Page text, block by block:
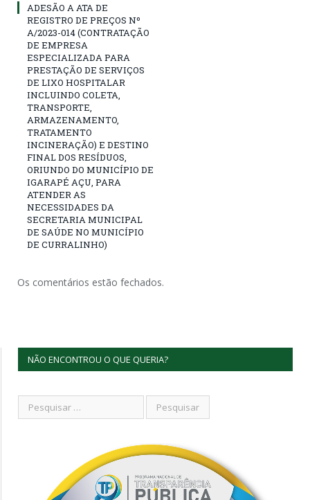
ADESÃO A ATA DE
REGISTRO DE PREÇOS Nº
A/2023-014 (CONTRATAÇÃO
DE EMPRESA
ESPECIALIZADA PARA
PRESTAÇÃO DE SERVIÇOS
DE LIXO HOSPITALAR
INCLUINDO COLETA,
TRANSPORTE,
ARMAZENAMENTO,
TRATAMENTO
INCINERAÇÃO) E DESTINO
FINAL DOS RESÍDUOS,
ORIUNDO DO MUNICÍPIO DE
IGARAPÉ AÇU, PARA
ATENDER AS
NECESSIDADES DA
SECRETARIA MUNICIPAL
DE SAÚDE NO MUNICÍPIO
DE CURRALINHO)
Os comentários estão fechados.
NÃO ENCONTROU O QUE QUERIA?